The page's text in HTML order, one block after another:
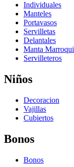
Individuales
Manteles
Portavasos
Servilletas
Delantales
Manta Marroqui
Servilleteros
Niños
Decoracion
Vajillas
Cubiertos
Bonos
Bonos